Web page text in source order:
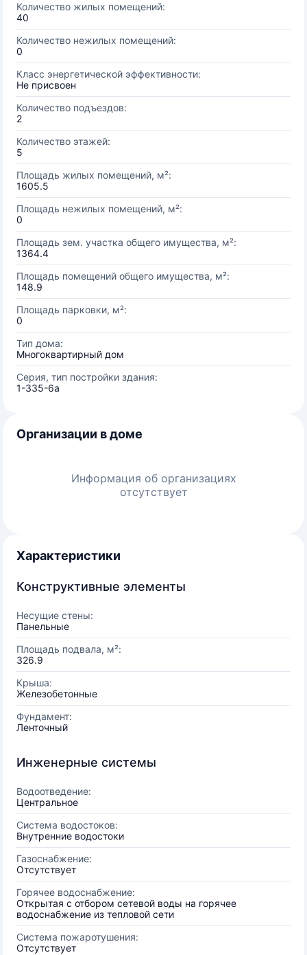
Количество жилых помещений:
40
Количество нежилых помещений:
0
Класс энергетической эффективности:
Не присвоен
Количество подъездов:
2
Количество этажей:
5
Площадь жилых помещений, м²:
1605.5
Площадь нежилых помещений, м²:
0
Площадь зем. участка общего имущества, м²:
1364.4
Площадь помещений общего имущества, м²:
148.9
Площадь парковки, м²:
0
Тип дома:
Многоквартирный дом
Серия, тип постройки здания:
1-335-6а
Организации в доме
Информация об организациях
отсутствует
Характеристики
Конструктивные элементы
Несущие стены:
Панельные
Площадь подвала, м²:
326.9
Крыша:
Железобетонные
Фундамент:
Ленточный
Инженерные системы
Водоотведение:
Центральное
Система водостоков:
Внутренние водостоки
Газоснабжение:
Отсутствует
Горячее водоснабжение:
Открытая с отбором сетевой воды на горячее
водоснабжение из тепловой сети
Система пожаротушения:
Отсутствует